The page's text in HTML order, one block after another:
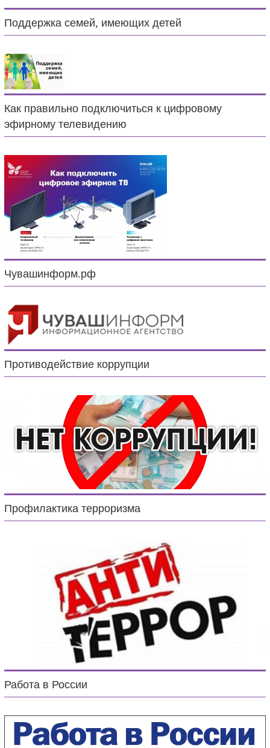
Поддержка семей, имеющих детей
Как правильно подключиться к цифровому
эфирному телевидению
Чувашинформ.рф
Противодействие коррупции
Профилактика терроризма
Работа в России